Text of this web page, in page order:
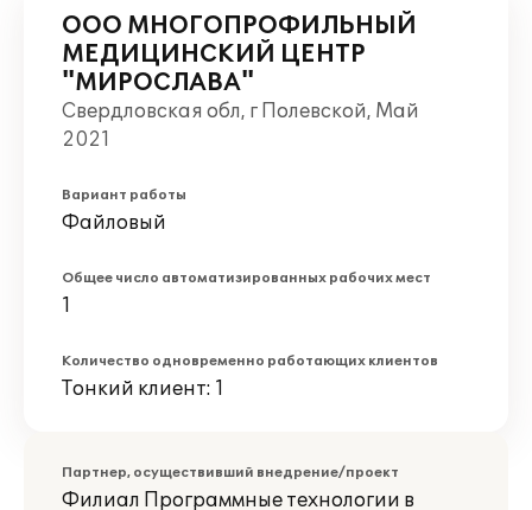
ООО МНОГОПРОФИЛЬНЫЙ
МЕДИЦИНСКИЙ ЦЕНТР
"МИРОСЛАВА"
Свердловская обл, г Полевской, Май
2021
Вариант работы
Файловый
Общее число автоматизированных рабочих мест
1
Количество одновременно работающих клиентов
Тонкий клиент: 1
Партнер, осуществивший внедрение/проект
Филиал Программные технологии в